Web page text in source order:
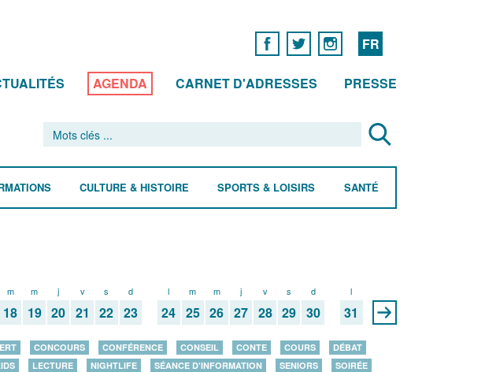
FR
AGENDA CARNET D'ADRESSES PRESSE
CULTURE & HISTOIRE SPORTS & LOISIRS SANTÉ
m
18
m
19
j
20
v
21
s
22
d
23
l
24
m
25
m
26
j
27
v
28
s
29
d
30
l
31
CONCOURS CONFÉRENCE CONSEIL CONTE COURS
DÉBAT
LECTURE NIGHTLIFE SÉANCE D'INFORMATION SENIORS
SOIRÉE